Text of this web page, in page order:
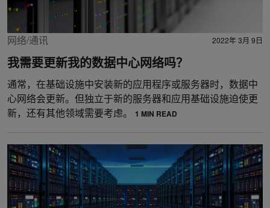
网络/通讯 2022年 3月 9日
我需要更新我的数据中心网络吗？
通常，在基础设施中安装新的应用程序或服务器时，数据中
心网络会更新。但独立于新的服务器和应用基础设施迫使更
新，还有其他领域需要考虑。
1 MIN READ